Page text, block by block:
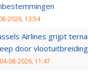
2026, 13:54
Airlines grijpt
door vlootuitbreiding
04-08-2026, 11:47